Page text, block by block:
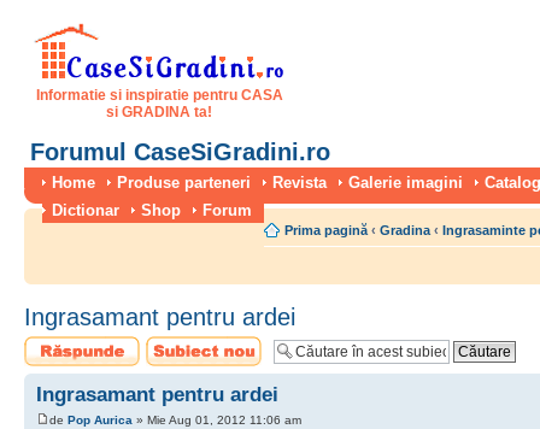
Informatie si inspiratie pentru CASA
si GRADINA ta!
Forumul CaseSiGradini.ro
Home Produse parteneri Revista Galerie imagini
Dictionar
Shop Forum
Prima pagină ‹ Gradina ‹ Ingrasaminte
Ingrasamant pentru ardei
Scrie un răspuns
Scrie un subiect
nou
Ingrasamant pentru ardei
de Pop Aurica » Mie Aug 01, 2012 11:06 am